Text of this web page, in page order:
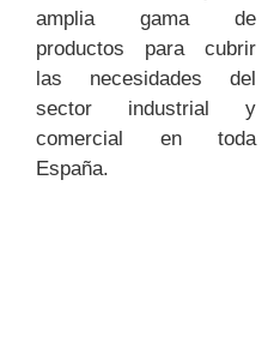
amplia gama de
productos para cubrir
las necesidades del
sector industrial y
comercial en toda
España.